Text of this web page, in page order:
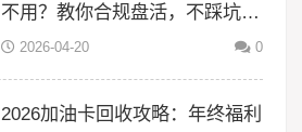
不用？教你合规盘活，不踩坑更
省心2026-04-20 0
2026加油卡回收攻略：年终福利